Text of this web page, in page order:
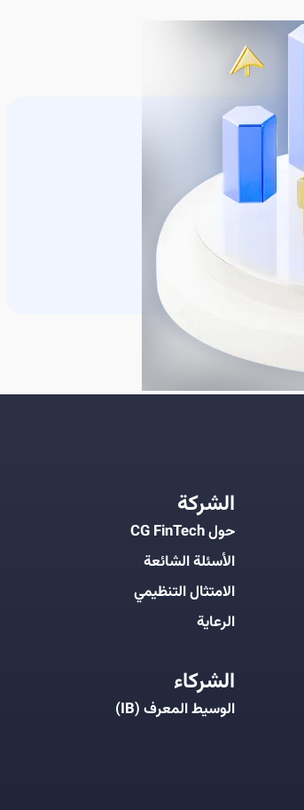
الشركة
حول CG FinTech
الأسئلة الشائعة
الامتثال التنظيمي
الرعاية
الشركاء
الوسيط المعرف (IB)